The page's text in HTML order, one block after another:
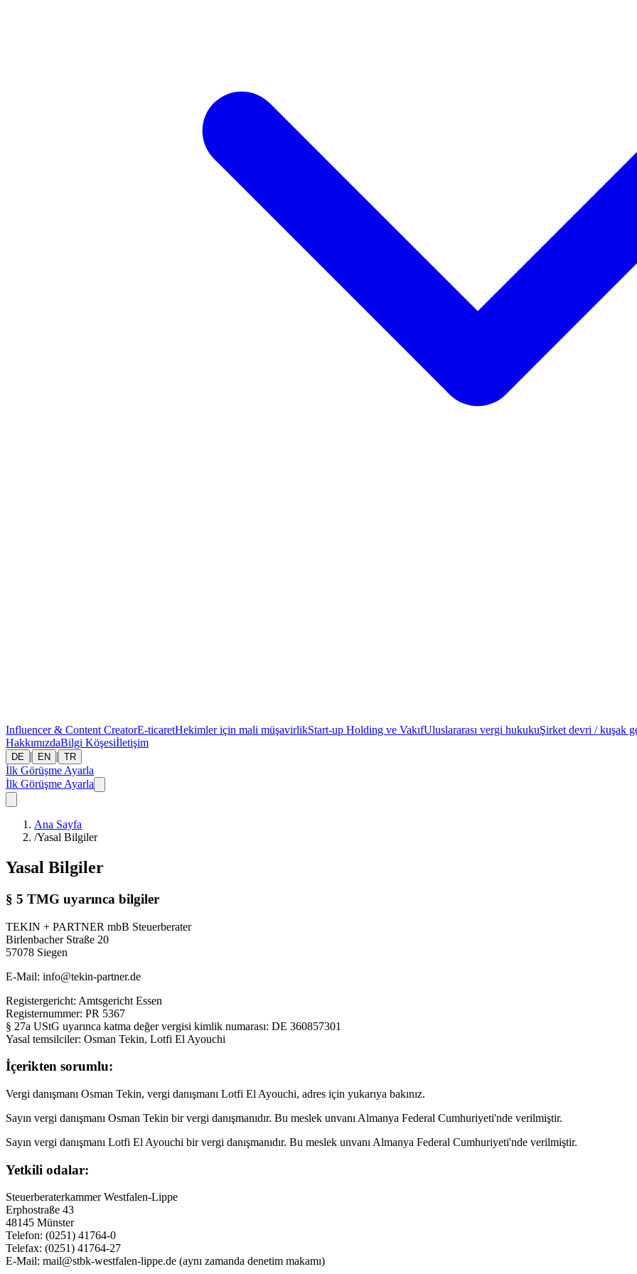
Influencer & Content CreatorE-ticaretHekimler için mali müşavirlikStart-up Holding ve VakıfUluslararası vergi hukukuŞirket devri / kuşak
HakkımızdaBilgi Köşesiİletişim
DE | EN | TR
İlk Görüşme Ayarla
İlk Görüşme Ayarla
Ana Sayfa
/Yasal Bilgiler
Yasal Bilgiler
§ 5 TMG uyarınca bilgiler
TEKIN + PARTNER mbB Steuerberater
Birlenbacher Straße 20
57078 Siegen
E-Mail: info@tekin-partner.de
Registergericht: Amtsgericht Essen
Registernummer: PR 5367
§ 27a UStG uyarınca katma değer vergisi kimlik numarası: DE 360857301
Yasal temsilciler: Osman Tekin, Lotfi El Ayouchi
İçerikten sorumlu:
Vergi danışmanı Osman Tekin, vergi danışmanı Lotfi El Ayouchi, adres için yukarıya bakınız.
Sayın vergi danışmanı Osman Tekin bir vergi danışmanıdır. Bu meslek unvanı Almanya Federal Cumhuriyeti'nde verilmiştir.
Sayın vergi danışmanı Lotfi El Ayouchi bir vergi danışmanıdır. Bu meslek unvanı Almanya Federal Cumhuriyeti'nde verilmiştir.
Yetkili odalar:
Steuerberaterkammer Westfalen-Lippe
Erphostraße 43
48145 Münster
Telefon: (0251) 41764-0
Telefax: (0251) 41764-27
E-Mail: mail@stbk-westfalen-lippe.de (aynı zamanda denetim makamı)